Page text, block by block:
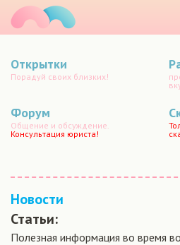
Открытки
Порадуй своих близких!
Форум
Общение и обсуждение.
Консультация юриста!
Новости
Статьи:
Полезная информация во время